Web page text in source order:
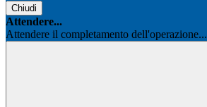
Chiudi
Attendere...
Attendere il completamento dell'operazione...